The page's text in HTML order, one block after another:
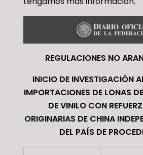
REGULACIONES NO
INICIO DE INVESTIGACIÓN
IMPORTACIONES DE LONAS
DE VINILO CON
ORIGINARIAS DE CHINA
DEL PAÍS DE